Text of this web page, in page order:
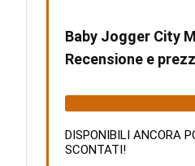
Baby Jogger City
Recensione e
DISPONIBILI ANCORA
SCONTATI!